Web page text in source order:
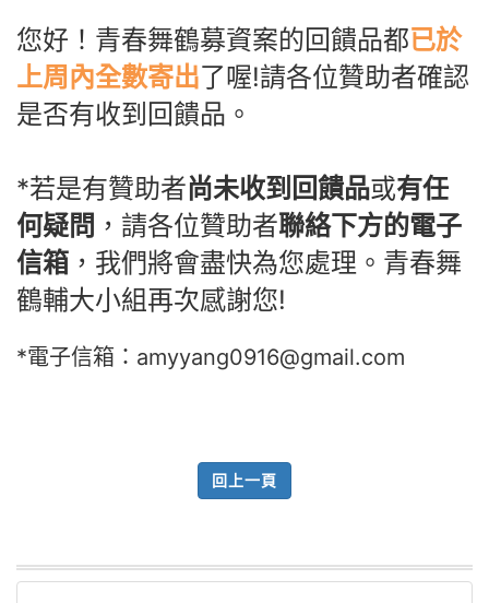
您好！青春舞鶴募資案的回饋品都已於
上周內全數寄出了喔!請各位贊助者確認
是否有收到回饋品。
*若是有贊助者尚未收到回饋品或有任
何疑問 ，請各位贊助者聯絡下方的電子
信箱 ，我們將會盡快為您處理。青春舞
鶴輔大小組再次感謝您!
*電子信箱： amyyang0916@gmail.com
回上一頁